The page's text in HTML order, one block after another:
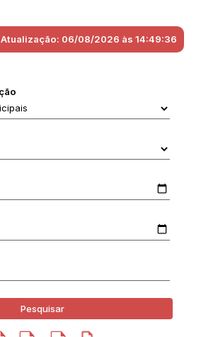
06/08/2026 às 14:49:36
Pesquisar